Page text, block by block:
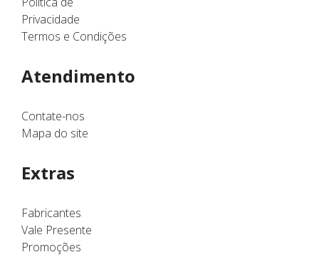
Privacidade
Termos e Condições
Atendimento
Contate-nos
Mapa do site
Extras
Fabricantes
Vale Presente
Promoções